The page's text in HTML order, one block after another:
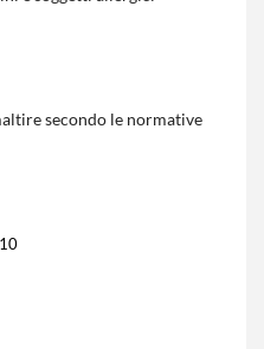
secondo le normative